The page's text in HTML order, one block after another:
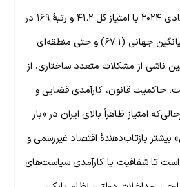
ایران در شاخص آزادی اقتصادی ۲۰۲۴ با امتیاز کل ۴۱.۲ و رتبهٔ ۱۶۹ در
جهان، فاصلهٔ معناداری با میانگین جهانی (۶۷.۱) و حتی منطقه‌ای
ناشی از مشکلات متعدد ساختاری، از
حاکمیت قانون، کارآمدی قضایی و
امتیاز ظاهراً بالای ایران در «بار
بیشتر بازتاب‌دهندهٔ اقتصاد غیررسمی و
است تا شفافیت یا کارآمدی سیاست‌های